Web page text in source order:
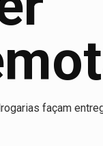
façam